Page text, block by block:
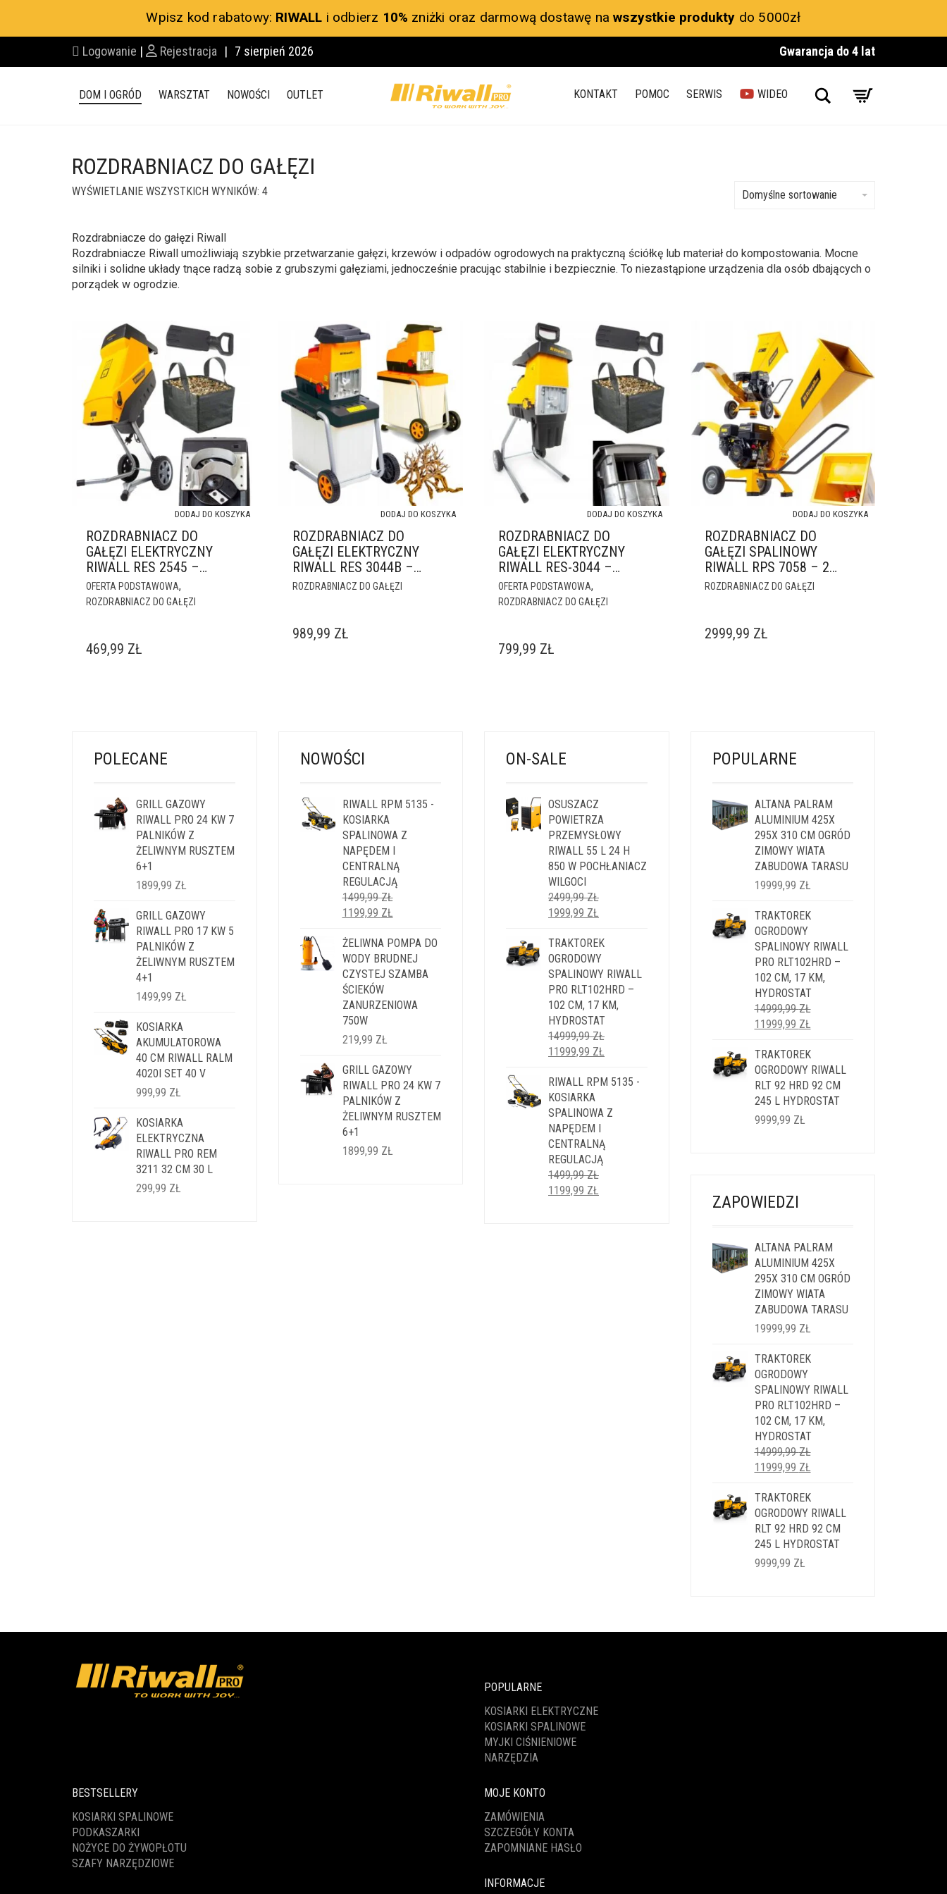
Wpisz kod rabatowy: RIWALL i odbierz 10% zniżki oraz darmową dostawę nawszystkie produkty do 5000zł
Logowanie | Rejestracja | 7 sierpień 2026 Gwarancja do 4 lat
DOM I OGRÓD WARSZTAT NOWOŚCI OUTLET KONTAKT POMOC SERWIS WIDEO Search
ROZDRABNIACZ DO GAŁĘZI
WYŚWIETLANIE WSZYSTKICH WYNIKÓW: 4 Domyślne sortowanie
Rozdrabniacze do gałęzi Riwall
Rozdrabniacze Riwall umożliwiają szybkie przetwarzanie gałęzi, krzewów i odpadów ogrodowych na praktyczną ściółkę lub materiał do kompostowania. Mocne
silniki i solidne układy tnące radzą sobie z grubszymi gałęziami, jednocześnie pracując stabilnie i bezpiecznie. To niezastąpione urządzenia dla osób dbających o
porządek w ogrodzie.
ROZDRABNIACZ DO
GAŁĘZI ELEKTRYCZNY
RIWALL RES 2545 –
3200W MAKS NOŻOWY
OFERTA PODSTAWOWA,
ROZDRABNIACZ DO GAŁĘZI
DODAJ DO KOSZYKA
469,99 ZŁ
ROZDRABNIACZ DO
GAŁĘZI ELEKTRYCZNY
RIWALL RES 3044B –
3500W MAX, WALCOWY,
ROZDRABNIACZ DO GAŁĘZI
DODAJ DO KOSZYKA
989,99 ZŁ
ROZDRABNIACZ DO
GAŁĘZI ELEKTRYCZNY
RIWALL RES-3044 –
3600W MAX WALCOWY
OFERTA PODSTAWOWA,
ROZDRABNIACZ DO GAŁĘZI
DODAJ DO KOSZYKA
799,99 ZŁ
ROZDRABNIACZ DO
GAŁĘZI SPALINOWY
RIWALL RPS 7058 – 212
CC MOCNY RĘBAK
ROZDRABNIACZ DO GAŁĘZI
DODAJ DO KOSZYKA
2999,99 ZŁ
POLECANE
GRILL GAZOWY
RIWALL PRO 24 KW 7
PALNIKÓW Z
ŻELIWNYM RUSZTEM
6+1
1899,99 ZŁ
GRILL GAZOWY
RIWALL PRO 17 KW 5
PALNIKÓW Z
ŻELIWNYM RUSZTEM
4+1
1499,99 ZŁ
KOSIARKA
AKUMULATOROWA
40 CM RIWALL RALM
4020I SET 40 V
999,99 ZŁ
KOSIARKA
ELEKTRYCZNA
RIWALL PRO REM
3211 32 CM 30 L
299,99 ZŁ
NOWOŚCI
RIWALL RPM 5135 -
KOSIARKA
SPALINOWA Z
NAPĘDEM I
CENTRALNĄ
REGULACJĄ
1499,99ZŁ
PIERWOTNA
WYNOSIŁA:
1499,99 ZŁ.
1199,99 ZŁ
WYNOSI:
1199,99 ZŁ.
ŻELIWNA POMPA DO
WODY BRUDNEJ
CZYSTEJ SZAMBA
ŚCIEKÓW
ZANURZENIOWA
750W
219,99 ZŁ
GRILL GAZOWY
RIWALL PRO 24 KW 7
PALNIKÓW Z
ŻELIWNYM RUSZTEM
6+1
1899,99 ZŁ
ON-SALE
OSUSZACZ
POWIETRZA
PRZEMYSŁOWY
RIWALL 55 L 24 H
850 W POCHŁANIACZ
WILGOCI
2499,99ZŁ
PIERWOTNA
WYNOSIŁA:
2499,99 ZŁ.
1999,99 ZŁ
WYNOSI:
1999,99 ZŁ.
TRAKTOREK
OGRODOWY
SPALINOWY RIWALL
PRO RLT102HRD –
102 CM, 17 KM,
HYDROSTAT
14999,99ZŁ
PIERWOTNA
WYNOSIŁA:
14999,99 ZŁ.
11999,99 ZŁ
WYNOSI:
RIWALL RPM 5135 -
KOSIARKA
SPALINOWA Z
NAPĘDEM I
CENTRALNĄ
REGULACJĄ
1499,99ZŁ
PIERWOTNA
1199,99 ZŁ
POPULARNE
ALTANA PALRAM
ALUMINIUM 425X
295X 310 CM OGRÓD
ZIMOWY WIATA
ZABUDOWA TARASU
19999,99 ZŁ
TRAKTOREK
OGRODOWY
SPALINOWY RIWALL
PRO RLT102HRD –
102 CM, 17 KM,
HYDROSTAT
14999,99ZŁ
PIERWOTNA
WYNOSIŁA:
14999,99 ZŁ.
11999,99 ZŁ
WYNOSI:
11999,99 ZŁ.
TRAKTOREK
OGRODOWY RIWALL
RLT 92 HRD 92 CM
245 L HYDROSTAT
9999,99 ZŁ
ZAPOWIEDZI
ALTANA PALRAM
ALUMINIUM 425X
295X 310 CM OGRÓD
ZIMOWY WIATA
ZABUDOWA TARASU
19999,99 ZŁ
TRAKTOREK
OGRODOWY
SPALINOWY RIWALL
PRO RLT102HRD –
102 CM, 17 KM,
HYDROSTAT
14999,99ZŁ
PIERWOTNA
WYNOSIŁA:
14999,99 ZŁ.
11999,99 ZŁ
WYNOSI:
11999,99 ZŁ.
TRAKTOREK
OGRODOWY RIWALL
RLT 92 HRD 92 CM
245 L HYDROSTAT
9999,99 ZŁ
POPULARNE
KOSIARKI ELEKTRYCZNE
KOSIARKI SPALINOWE
MYJKI CIŚNIENIOWE
NARZĘDZIA
BESTSELLERY
KOSIARKI SPALINOWE
PODKASZARKI
NOŻYCE DO ŻYWOPŁOTU
SZAFY NARZĘDZIOWE
MOJE KONTO
ZAMÓWIENIA
SZCZEGÓŁY KONTA
ZAPOMNIANE HASŁO
INFORMACJE